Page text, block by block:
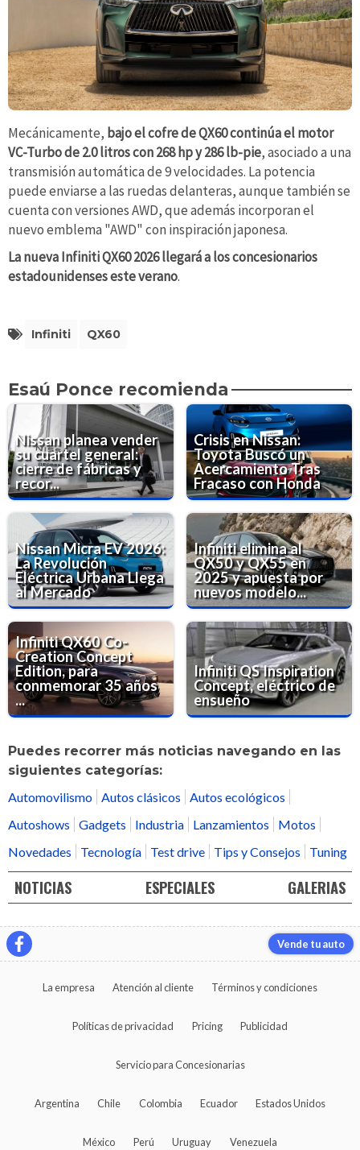
Mecánicamente, bajo el cofre de QX60 continúa el motor
VC-Turbo de 2.0 litros con 268 hp y 286 lb-pie, asociado a una
transmisión automática de 9 velocidades. La potencia
puede enviarse a las ruedas delanteras, aunque también se
cuenta con versiones AWD, que además incorporan el
nuevo emblema "AWD" con inspiración japonesa.
La nueva Infiniti QX60 2026 llegará a los concesionarios
estadounidenses este verano.
Infiniti QX60
Esaú Ponce recomienda
Nissan planea vender
su cuartel general:
cierre de fábricas y
recor...
Crisis en Nissan:
Toyota Buscó un
Acercamiento Tras
Fracaso con Honda
Nissan Micra EV 2026:
La Revolución
Eléctrica Urbana Llega
al Mercado
Infiniti elimina al
QX50 y QX55 en
2025 y apuesta por
nuevos modelo...
Infiniti QX60 Co-
Creation Concept
Edition, para
conmemorar 35 años
...
Infiniti QS Inspiration
Concept, eléctrico de
ensueño
Puedes recorrer más noticias navegando en las
siguientes categorías:
Automovilismo
Autos clásicos
Autos ecológicos
Autoshows
Gadgets Industria Lanzamientos
Motos
Novedades
Tecnología Test drive Tips y Consejos Tuning
NOTICIAS ESPECIALES GALERIAS
Vende tu auto
La empresa Atención al cliente Términos y condiciones
Políticas de privacidad Pricing Publicidad
Servicio para Concesionarias
Argentina Chile Colombia Ecuador Estados Unidos
México Perú Uruguay Venezuela